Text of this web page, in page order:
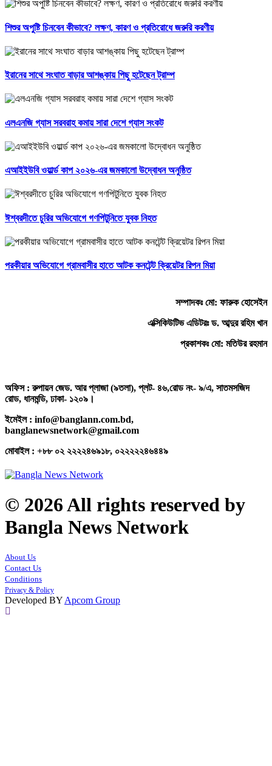
শিশুর অপুষ্টি চিনবেন কীভাবে? লক্ষণ, কারণ ও প্রতিরোধে জরুরি করণীয়
ইরানের সাথে সংঘাত বাড়ার আশঙ্কায় পিছু হটেছেন ট্রাম্প
এলএনজি গ্যাস সরবরাহ কমায় সারা দেশে গ্যাস সংকট
এআইইউবি ওয়ার্ল্ড কাপ ২০২৬-এর জমকালো উদ্বোধন অনুষ্ঠিত
ঈশ্বরদীতে চুরির অভিযোগে গণপিটুনিতে যুবক নিহত
পরকীয়ার অভিযোগে গ্রামবাসীর হাতে আটক কনটেন্ট ক্রিয়েটর রিপন মিয়া
সম্পাদকঃ মো: ফারুক হোসেইন
এক্সিকিউটিভ এডিটরঃ ড. আব্দুর রহিম খান
প্রকাশকঃ মো: মতিউর রহমান
অফিস : রুপায়ন জেড. আর প্লাজা (৯তলা), প্লট- ৪৬,রোড নং- ৯/এ, সাতমসজিদ
রোড, ধানমন্ডি, ঢাকা- ১২০৯।
ইমেইল : info@banglann.com.bd,
banglanewsnetwork@gmail.com
মোবাইল : +৮৮ ০২ ২২২২৪৬৯১৮, ০২২২২২৪৬৪৪৯
© 2026 All rights reserved by
Bangla News Network
About Us
Contact Us
Conditions
Privacy & Policy
Developed BY Apcom Group